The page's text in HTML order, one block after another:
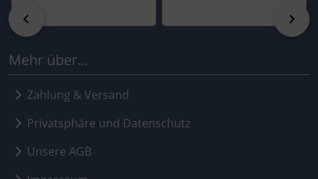
vor
Mehr über...
Zahlung & Versand
Privatsphäre und Datenschutz
Unsere AGB